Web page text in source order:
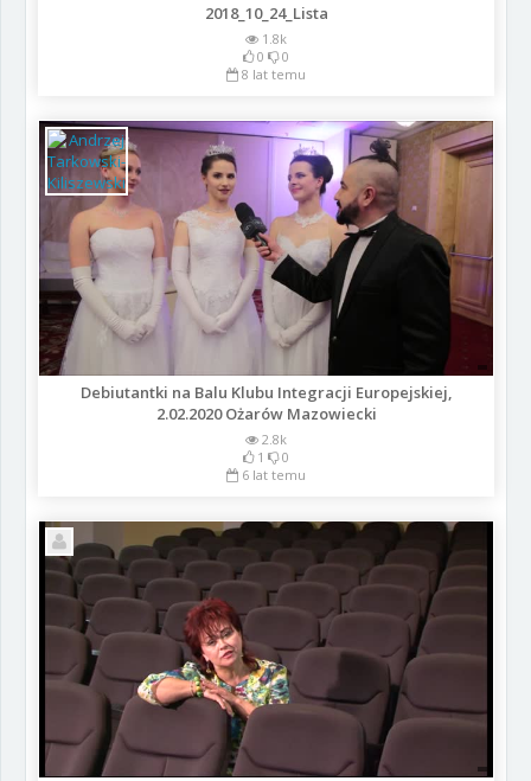
2018_10_24_Lista
1.8k
0
0
8 lat temu
Debiutantki na Balu Klubu Integracji Europejskiej,
2.02.2020 Ożarów Mazowiecki
2.8k
1
0
6 lat temu